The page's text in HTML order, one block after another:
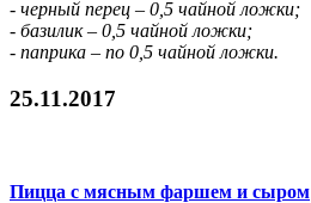
- черный перец – 0,5 чайной ложки;
- базилик – 0,5 чайной ложки;
- паприка – по 0,5 чайной ложки.
25.11.2017
Пицца с мясным фаршем и сыром